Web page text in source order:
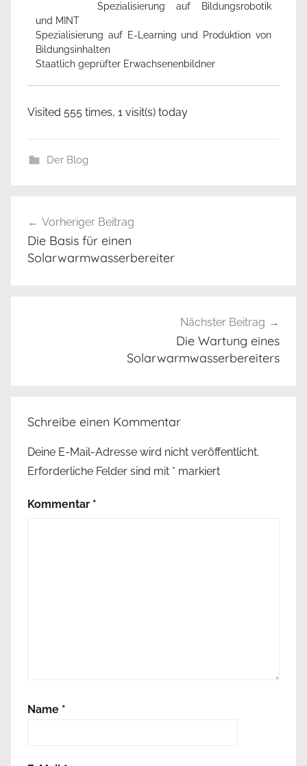
Spezialisierung auf Bildungsrobotik
und MINT
Spezialisierung auf E-Learning und Produktion von
Bildungsinhalten
Staatlich geprüfter Erwachsenenbildner
Visited 555 times, 1 visit(s) today
Der Blog
Navigation
Vorheriger Beitrag
Die Basis für einen
Solarwarmwasserbereiter
Nächster Beitrag
Die Wartung eines
Solarwarmwasserbereiters
Schreibe einen Kommentar
Deine E-Mail-Adresse wird nicht veröffentlicht.
Erforderliche Felder sind mit * markiert
Kommentar *
Name *